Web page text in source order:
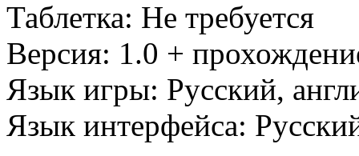
Таблетка: Не требуется
Версия: 1.0 +
Язык игры: Русский,
Язык интерфейса: